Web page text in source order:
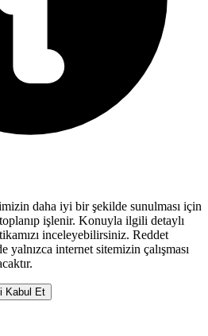
daha iyi bir şekilde sunulması için
işlenir. Konuyla ilgili detaylı
inceleyebilirsiniz. Reddet
yalnızca internet sitemizin çalışması
Kabul Et